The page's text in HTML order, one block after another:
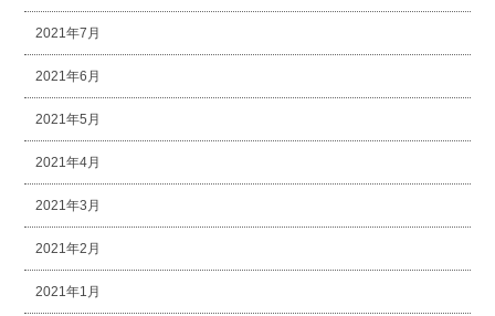
2021年7月
2021年6月
2021年5月
2021年4月
2021年3月
2021年2月
2021年1月